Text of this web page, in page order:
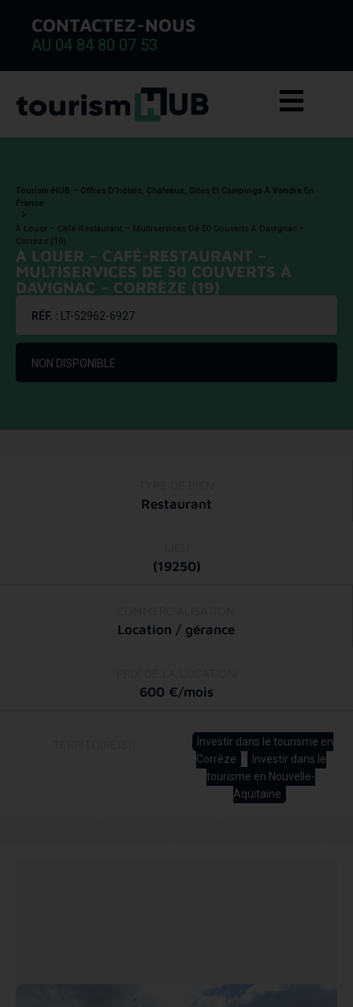
CONTACTEZ-NOUS
AU 04 84 80 07 53
Tourism-HUB – Offres D’hôtels, Châteaux, Gîtes Et Campings À Vendre En
France
À Louer – Café-Restaurant – Multiservices De 50 Couverts À Davignac –
Corrèze (19)
À LOUER – CAFÉ-RESTAURANT –
MULTISERVICES DE 50 COUVERTS À
DAVIGNAC – CORRÈZE (19)
RÉF. : LT-52962-6927
NON DISPONIBLE
Restaurant
(19250)
Location / gérance
600 €/mois
Investir dans le tourisme en
Corrèze
Investir dans le
tourisme en Nouvelle-
Aquitaine